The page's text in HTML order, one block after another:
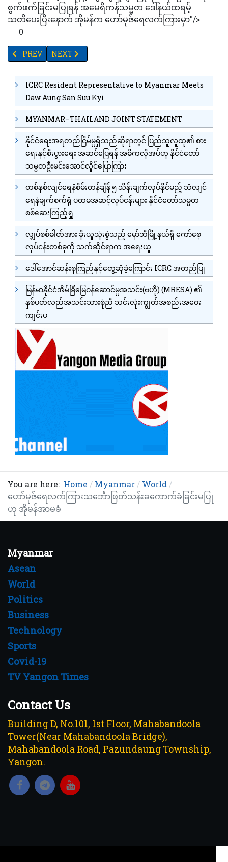
စွက်ဖက်ခြင်းမပြုရန် အမေရိကန်သမ္မတ ဒေါ်နယ်ထရမ့်
သတိပေးပြီးနောက် အိုမန်က ဟော်မုဇ်ရေလက်ကြားမှာ"/>
0
PREVIOUS ARTICLE: ကိုလက်စထရောသည် ခန္ဓာကိုယ်အတွက်ဆိုး
PREV NEXT ARTICLE: စီးပွားရေးဆွေးနွေးမှုများ ဆက်
NEXT
ICRC Resident Representative to Myanmar Meets
Daw Aung San Suu Kyi
MYANMAR–THAILAND JOINT STATEMENT
နိုင်ငံရေးအရတည်ငြိမ်မှုရှိသည်ဆိုရာတွင် ပြည်သူလူထု၏ စား
ရေးနှင့်စီးပွားရေး အဆင်ပြေရန် အဓိကလိုအပ်ဟု နိုင်ငံတော်
သမ္မတဦးမင်းအောင်လှိုင်ပြောကြား
တစ်နှစ်လျင်ရေနံစိမ်းတန်ချိန် ၅ သိန်းချက်လုပ်နိုင်မည့် သံလျင်
ရေနံချက်စက်ရုံ ပထမအဆင့်လုပ်ငန်းများ နိုင်ငံတော်သမ္မတ
စစ်ဆေးကြည့်ရှု
လျှပ်စစ်ဓါတ်အား ခိုးယူသုံးစွဲသည့် မှော်ဘီမြို့နယ်ရှိ ကော်စေ့
လုပ်ငန်းတစ်ခုကို သက်ဆိုင်ရာက အရေးယူ
ဒေါ်အောင်ဆန်းစုကြည်နှင့်တွေ့ဆုံခဲ့ကြောင်း ICRC အတည်ပြု
မြန်မာနိုင်ငံအိမ်ခြံမြေဝန်ဆောင်မှုအသင်း(ဗဟို) (MRESA) ၏
နှစ်ပတ်လည်အသင်းသားစုံညီ သင်းလုံးကျွတ်အစည်းအဝေး
ကျင်းပ
You are here: Home Myanmar
World
ဟော်မုဇ်ရေလက်ကြားသင်္ဘောဖြတ်သန်းခကောက်ခံခြင်းမပြု
ဟု အိုမန်အာမခံ
Myanmar
Asean
World
Politics
Business
Technology
Sports
Covid-19
TV Yangon Times
Contact Us
Building D, No.101, 1st Floor, Mahabandoola
Tower(Near Mahabandoola Bridge),
Mahabandoola Road, Pazundaung Township,
Yangon.